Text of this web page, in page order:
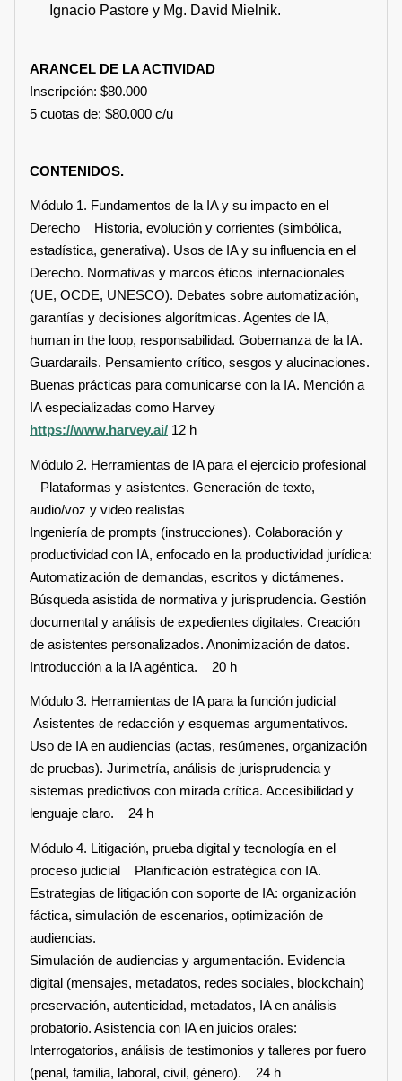
Ignacio Pastore y Mg. David Mielnik.
ARANCEL DE LA ACTIVIDAD
Inscripción: $80.000
5 cuotas de: $80.000 c/u
CONTENIDOS.
Módulo 1. Fundamentos de la IA y su impacto en el
Derecho Historia, evolución y corrientes (simbólica,
estadística, generativa). Usos de IA y su influencia en el
Derecho. Normativas y marcos éticos internacionales
(UE, OCDE, UNESCO). Debates sobre automatización,
garantías y decisiones algorítmicas. Agentes de IA,
human in the loop, responsabilidad. Gobernanza de la IA.
Guardarails. Pensamiento crítico, sesgos y alucinaciones.
Buenas prácticas para comunicarse con la IA. Mención a
IA especializadas como Harvey
https://www.harvey.ai/ 12 h
Módulo 2. Herramientas de IA para el ejercicio profesional
Plataformas y asistentes. Generación de texto,
audio/voz y video realistas
Ingeniería de prompts (instrucciones). Colaboración y
productividad con IA, enfocado en la productividad jurídica:
Automatización de demandas, escritos y dictámenes.
Búsqueda asistida de normativa y jurisprudencia. Gestión
documental y análisis de expedientes digitales. Creación
de asistentes personalizados. Anonimización de datos.
Introducción a la IA agéntica. 20 h
Módulo 3. Herramientas de IA para la función judicial
Asistentes de redacción y esquemas argumentativos.
Uso de IA en audiencias (actas, resúmenes, organización
de pruebas). Jurimetría, análisis de jurisprudencia y
sistemas predictivos con mirada crítica. Accesibilidad y
lenguaje claro. 24 h
Módulo 4. Litigación, prueba digital y tecnología en el
proceso judicial Planificación estratégica con IA.
Estrategias de litigación con soporte de IA: organización
fáctica, simulación de escenarios, optimización de
audiencias.
Simulación de audiencias y argumentación. Evidencia
digital (mensajes, metadatos, redes sociales, blockchain)
preservación, autenticidad, metadatos, IA en análisis
probatorio. Asistencia con IA en juicios orales:
Interrogatorios, análisis de testimonios y talleres por fuero
(penal, familia, laboral, civil, género). 24 h